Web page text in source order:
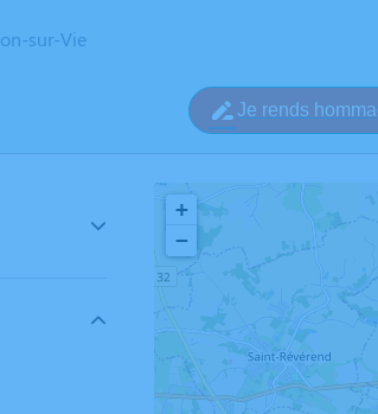
sur-Vie
Je rends
+
−